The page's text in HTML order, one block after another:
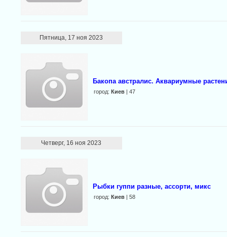
Пятница, 17 ноя 2023
Бакопа австралис. Аквариумные
город: Киев| 47
Четверг, 16 ноя 2023
Рыбки гуппи разные, ассорти, микс
город: Киев| 58